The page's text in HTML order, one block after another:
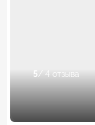
5/ 4 отзыва